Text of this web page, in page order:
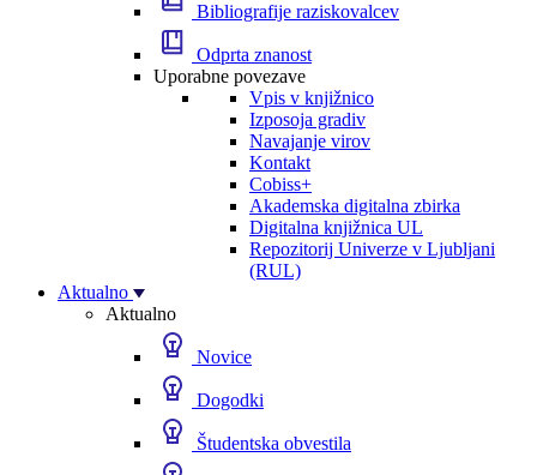
Bibliografije raziskovalcev
Odprta znanost
Uporabne povezave
Vpis v knjižnico
Izposoja gradiv
Navajanje virov
Kontakt
Cobiss+
Akademska digitalna zbirka
Digitalna knjižnica UL
Repozitorij Univerze v Ljubljani
(RUL)
Aktualno
Aktualno
Novice
Dogodki
Študentska obvestila